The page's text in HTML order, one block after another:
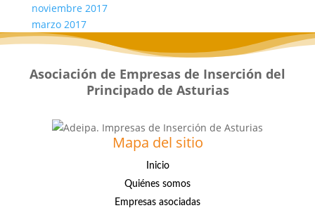
noviembre 2017
marzo 2017
Asociación de Empresas de Inserción del
Principado de Asturias
Mapa del sitio
Inicio
Quiénes somos
Empresas asociadas